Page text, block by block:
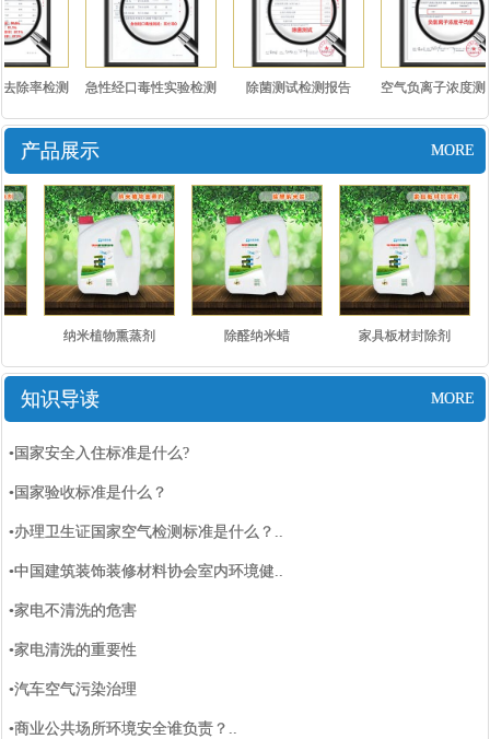
除率检测
..
急性经口毒性实验检测
报告..
除菌测试检测报告 空气负离子浓度测
测报..
产品展示 MORE
纳米植物熏蒸剂 除醛纳米蜡 家具板材封除剂
知识导读 MORE
•国家安全入住标准是什么?
•国家验收标准是什么？
•办理卫生证国家空气检测标准是什么？..
•中国建筑装饰装修材料协会室内环境健..
•家电不清洗的危害
•家电清洗的重要性
•汽车空气污染治理
•商业公共场所环境安全谁负责？..